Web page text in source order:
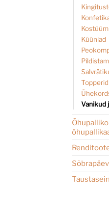
Küünlad
Vanikud
Sõbrapäev